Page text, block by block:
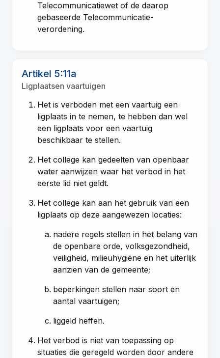
Telecommunicatiewet of de daarop
gebaseerde Telecommunicatie-
verordening.
Artikel 5:11a
Ligplaatsen vaartuigen
Het is verboden met een vaartuig een
ligplaats in te nemen, te hebben dan wel
een ligplaats voor een vaartuig
beschikbaar te stellen.
Het college kan gedeelten van openbaar
water aanwijzen waar het verbod in het
eerste lid niet geldt.
Het college kan aan het gebruik van een
ligplaats op deze aangewezen locaties:
nadere regels stellen in het belang van
de openbare orde, volksgezondheid,
veiligheid, milieuhygiëne en het uiterlijk
aanzien van de gemeente;
beperkingen stellen naar soort en
aantal vaartuigen;
liggeld heffen.
Het verbod is niet van toepassing op
situaties die geregeld worden door andere